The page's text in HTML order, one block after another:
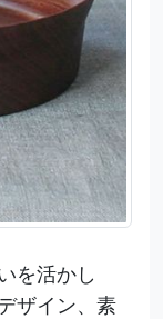
を活かし
ザイン、素